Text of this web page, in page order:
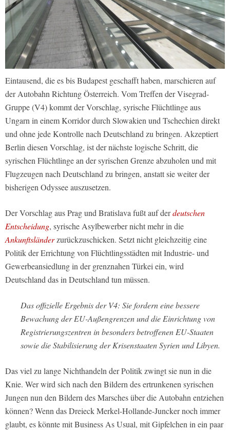
Eintausend, die es bis Budapest geschafft haben, marschieren auf
der Autobahn Richtung Österreich. Vom Treffen der Visegrad-
Gruppe (V4) kommt der Vorschlag, syrische Flüchtlinge aus
Ungarn in einem Korridor durch Slowakien und Tschechien direkt
und ohne jede Kontrolle nach Deutschland zu bringen. Akzeptiert
Berlin diesen Vorschlag, ist der nächste logische Schritt, die
syrischen Flüchtlinge an der syrischen Grenze abzuholen und mit
Flugzeugen nach Deutschland zu bringen, anstatt sie weiter der
bisherigen Odyssee auszusetzen.
Der Vorschlag aus Prag und Bratislava fußt auf derdeutschen
Entscheidung, syrische Asylbewerber nicht mehr in die
Ankunftsländerzurückzuschicken. Setzt nicht gleichzeitig eine
Politik der Errichtung von Flüchtlingsstädten mit Industrie- und
Gewerbeansiedlung in der grenznahen Türkei ein, wird
Deutschland das in Deutschland tun müssen.
Das offizielle Ergebnis der V4: Sie fordern eine bessere
Bewachung der EU-Außengrenzen und die Einrichtung von
Registrierungszentren in besonders betroffenen EU-Staaten
sowie die Stabilisierung der Krisenstaaten Syrien und Libyen.
Das viel zu lange Nichthandeln der Politik zwingt sie nun in die
Knie. Wer wird sich nach den Bildern des ertrunkenen syrischen
Jungen nun den Bildern des Marsches über die Autobahn entziehen
können? Wenn das Dreieck Merkel-Hollande-Juncker noch immer
glaubt, es könnte mit Business As Usual, mit Gipfelchen in ein paar